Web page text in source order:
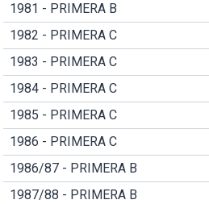
1981 - PRIMERA B
1982 - PRIMERA C
1983 - PRIMERA C
1984 - PRIMERA C
1985 - PRIMERA C
1986 - PRIMERA C
1986/87 - PRIMERA B
1987/88 - PRIMERA B